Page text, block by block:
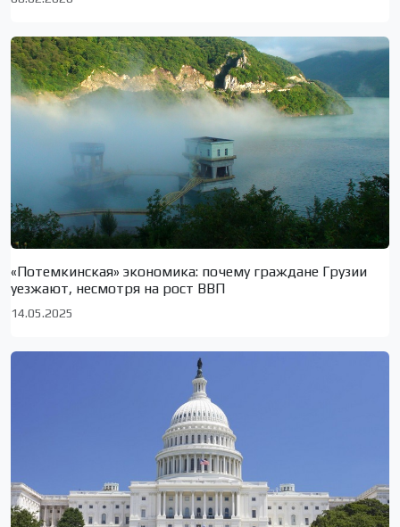
«Потемкинская» экономика: почему граждане Грузии
уезжают, несмотря на рост ВВП
14.05.2025